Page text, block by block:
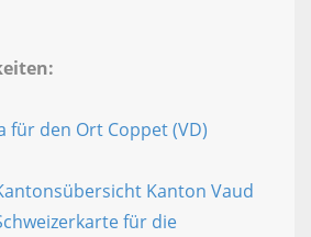
für den Ort Coppet (VD)
Kanton Vaud
für die